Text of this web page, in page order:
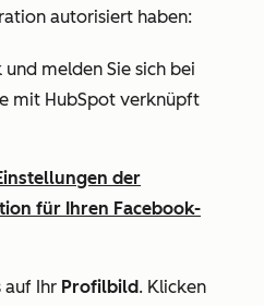
autorisiert haben:
und melden Sie sich bei
mit HubSpot verknüpft
der
für Ihren Facebook-
auf Ihr Profilbild. Klicken